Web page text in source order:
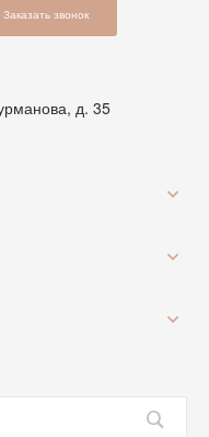
Заказать звонок
д. 35